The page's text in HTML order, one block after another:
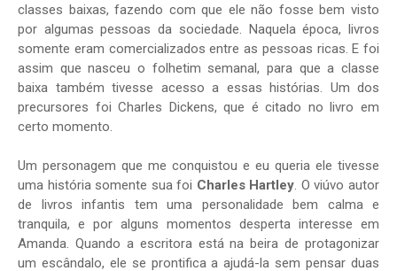
classes baixas, fazendo com que ele não fosse bem visto
por algumas pessoas da sociedade. Naquela época, livros
somente eram comercializados entre as pessoas ricas. E foi
assim que nasceu o folhetim semanal, para que a classe
baixa também tivesse acesso a essas histórias. Um dos
precursores foi Charles Dickens, que é citado no livro em
certo momento.
Um personagem que me conquistou e eu queria ele tivesse
uma história somente sua foi Charles Hartley. O viúvo autor
de livros infantis tem uma personalidade bem calma e
tranquila, e por alguns momentos desperta interesse em
Amanda. Quando a escritora está na beira de protagonizar
um escândalo, ele se prontifica a ajudá-la sem pensar duas